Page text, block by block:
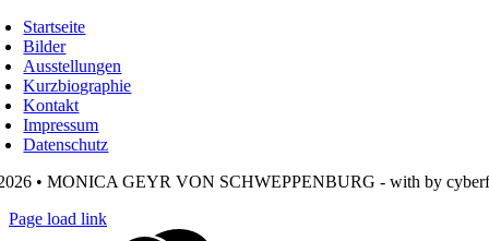
Startseite
Bilder
Ausstellungen
Kurzbiographie
Kontakt
Impressum
Datenschutz
• MONICA GEYR VON SCHWEPPENBURG - withby
Page load link